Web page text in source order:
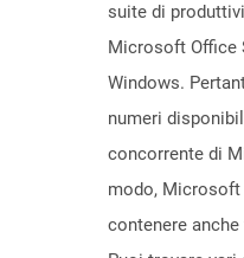
suite di
Microsoft Office
Windows.
numeri
concorrente di
modo, Microsoft
contenere